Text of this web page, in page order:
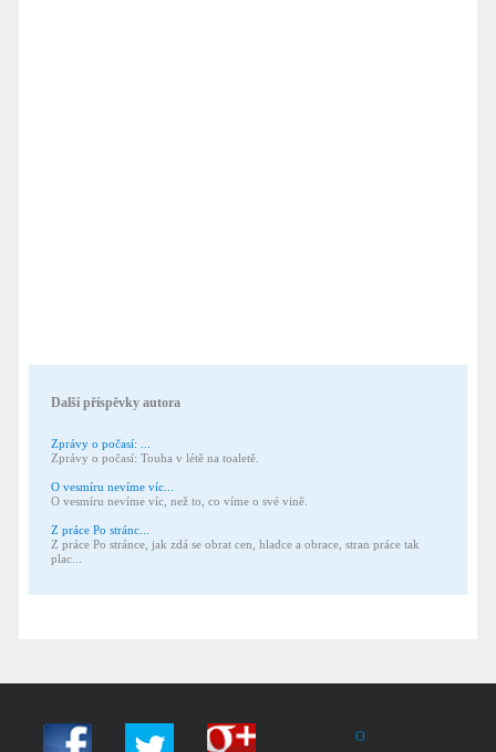
Další příspěvky autora
Zprávy o počasí: ...
Zprávy o počasí: Touha v létě na toaletě.
O vesmíru nevíme víc...
O vesmíru nevíme víc, než to, co víme o své vině.
Z práce Po stránc...
Z práce Po stránce, jak zdá se obrat cen, hladce a obrace, stran práce tak
plac...
O